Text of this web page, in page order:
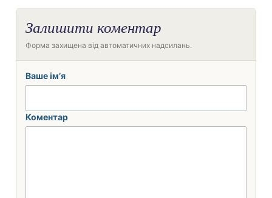
Залишити коментар
Форма захищена від автоматичних надсилань.
Ваше ім’я
Коментар